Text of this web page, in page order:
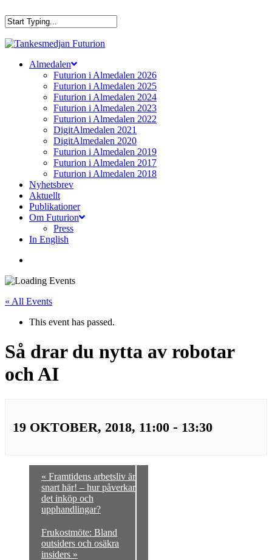
to
main
content
Search
search
Menu
Almedalen
Futurion i Almedalen 2026
Futurion i Almedalen 2025
Futurion i Almedalen 2024
Futurion i Almedalen 2023
Futurion i Almedalen 2022
DigitAlmedalen 2021
DigitAlmedalen 2020
Futurion i Almedalen 2019
Futurion i Almedalen 2017
Futurion i Almedalen 2018
Nyhetsbrev
Aktuellt
Publikationer
Om Futurion
Press
In English
« All Events
This event has passed.
Så drar du nytta av robotar
och AI
19 OKTOBER, 2018, 11:00 - 13:30
« Framtidens arbetsliv är
snart här! – hur påverkar
det inköp och
upphandlingar?
Frukostmöte: Bland
outsiders och osäkra
insiders »